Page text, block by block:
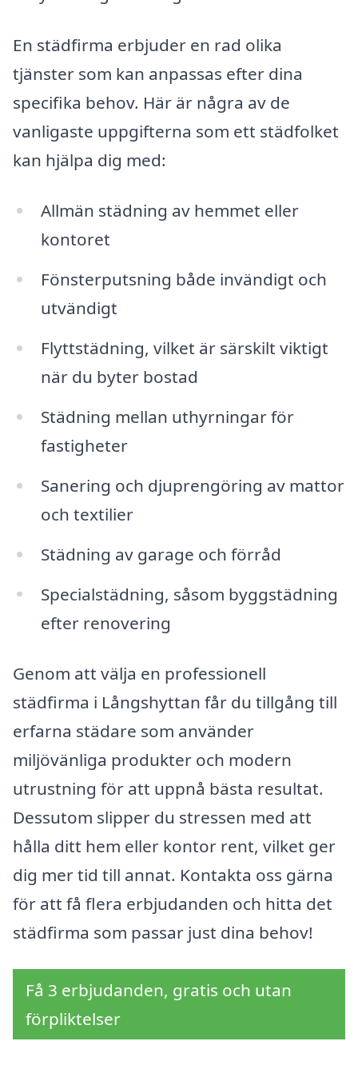
En städfirma erbjuder en rad olika
tjänster som kan anpassas efter dina
specifika behov. Här är några av de
vanligaste uppgifterna som ett städfolket
kan hjälpa dig med:
Allmän städning av hemmet eller
kontoret
Fönsterputsning både invändigt och
utvändigt
Flyttstädning, vilket är särskilt viktigt
när du byter bostad
Städning mellan uthyrningar för
fastigheter
Sanering och djuprengöring av mattor
och textilier
Städning av garage och förråd
Specialstädning, såsom byggstädning
efter renovering
Genom att välja en professionell
städfirma i Långshyttan får du tillgång till
erfarna städare som använder
miljövänliga produkter och modern
utrustning för att uppnå bästa resultat.
Dessutom slipper du stressen med att
hålla ditt hem eller kontor rent, vilket ger
dig mer tid till annat. Kontakta oss gärna
för att få flera erbjudanden och hitta det
städfirma som passar just dina behov!
Få 3 erbjudanden, gratis och utan
förpliktelser